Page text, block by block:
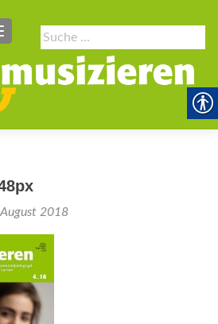
Suche
nach:
NAVIGATION
2018